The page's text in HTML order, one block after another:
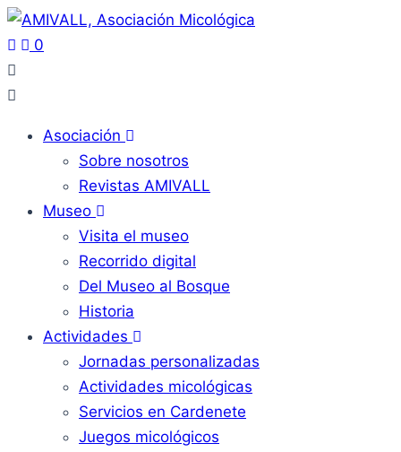
0
Asociación
Sobre nosotros
Revistas AMIVALL
Museo
Visita el museo
Recorrido digital
Del Museo al Bosque
Historia
Actividades
Jornadas personalizadas
Actividades micológicas
Servicios en Cardenete
Juegos micológicos